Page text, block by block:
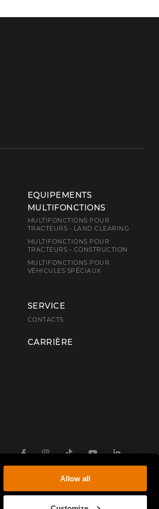
Allow all
EQUIPEMENTS
MULTIFONCTIONS
MULTIFONCTIONS POUR
TRACTEURS - LAND CLEARING
MULTIFONCTIONS POUR
TRACTEURS - CONSTRUCTION
MULTIFONCTIONS POUR
VÉHICULES SPÉCIAUX
SERVICE
CONTACTS
CARRIÈRE
FacebookInstagram
TikTokYoutubeLinkedin